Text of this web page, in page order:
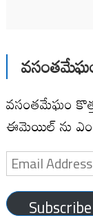
వసంతమేఘం
వసంతమేఘం
ఈమెయిల్ ను
Email
Address
Subscribe